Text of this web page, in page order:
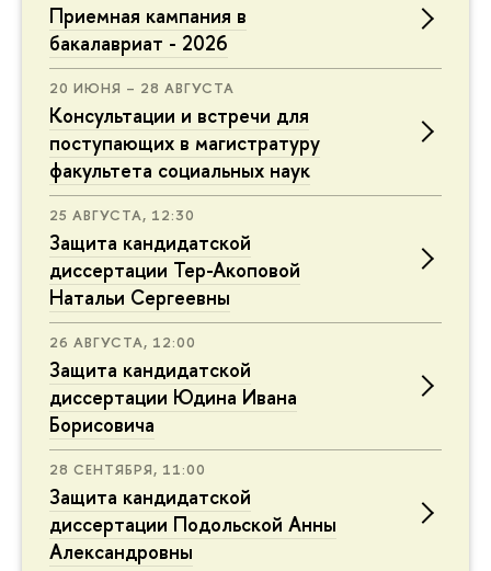
Приемная кампания в
бакалавриат - 2026
20 ИЮНЯ – 28 АВГУСТА
Консультации и встречи для
поступающих в магистратуру
факультета социальных наук
25 АВГУСТА, 12:30
Защита кандидатской
диссертации Тер-Акоповой
Натальи Сергеевны
26 АВГУСТА, 12:00
Защита кандидатской
диссертации Юдина Ивана
Борисовича
28 СЕНТЯБРЯ, 11:00
Защита кандидатской
диссертации Подольской Анны
Александровны